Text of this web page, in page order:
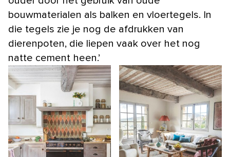
bouwmaterialen als balken en vloertegels. In
die tegels zie je nog de afdrukken van
dierenpoten, die liepen vaak over het nog
natte cement heen.’